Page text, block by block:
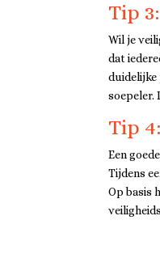
Tip
Wil je
dat
duidelijke
soepeler.
Tip
Een
Tijdens
Op basis